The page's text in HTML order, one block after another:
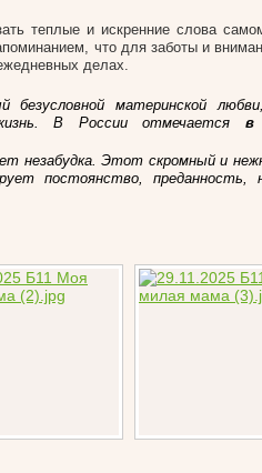
теплые и искренние слова
что для заботы и
делах.
безусловной материнской
В России отмечается в
незабудка. Этот скромный и
постоянство, преданность,